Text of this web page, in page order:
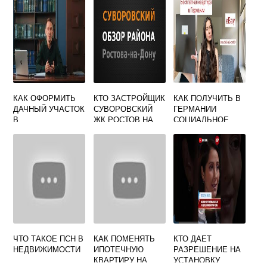
КАК ОФОРМИТЬ
ДАЧНЫЙ УЧАСТОК
В
КТО ЗАСТРОЙЩИК
СУВОРОВСКИЙ
ЖК РОСТОВ НА
КАК ПОЛУЧИТЬ В
ГЕРМАНИИ
СОЦИАЛЬНОЕ
ЧТО ТАКОЕ ПСН В
НЕДВИЖИМОСТИ
КАК ПОМЕНЯТЬ
ИПОТЕЧНУЮ
КВАРТИРУ НА
КТО ДАЕТ
РАЗРЕШЕНИЕ НА
УСТАНОВКУ